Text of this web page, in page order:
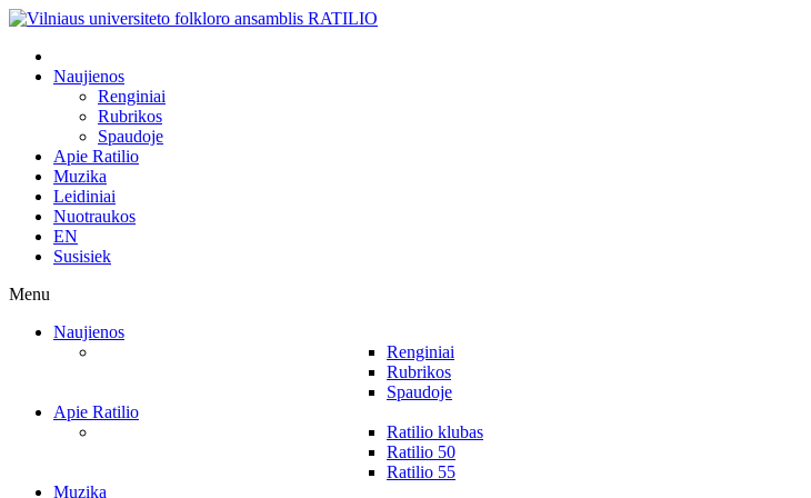
Naujienos
Renginiai
Rubrikos
Spaudoje
Apie Ratilio
Muzika
Leidiniai
Nuotraukos
EN
Susisiek
Menu
Naujienos
Renginiai
Rubrikos
Spaudoje
Apie Ratilio
Ratilio klubas
Ratilio 50
Ratilio 55
Muzika